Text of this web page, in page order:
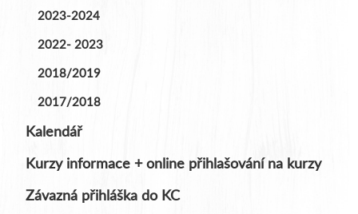
2023-2024
2022- 2023
2018/2019
2017/2018
Kalendář
Kurzy informace + online přihlašování na kurzy
Závazná přihláška do KC